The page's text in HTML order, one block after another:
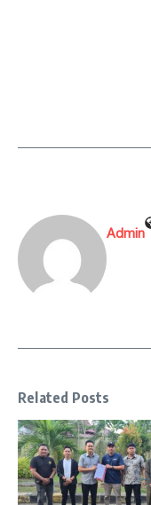
Admin
Related Posts